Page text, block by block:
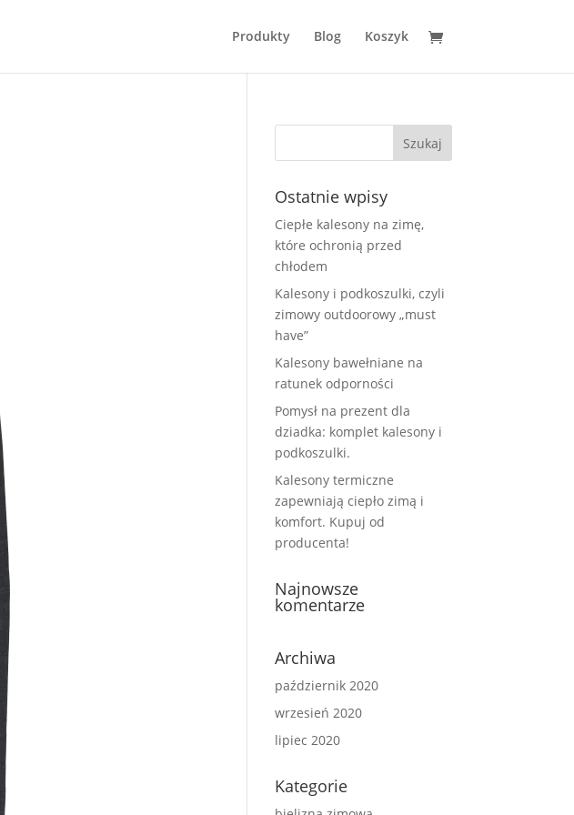
Produkty Blog Koszyk
Ostatnie wpisy
Ciepłe kalesony na zimę,
które ochronią przed
chłodem
Kalesony i podkoszulki, czyli
zimowy outdoorowy „must
have”
Kalesony bawełniane na
ratunek odporności
Pomysł na prezent dla
dziadka: komplet kalesony i
podkoszulki.
Kalesony termiczne
zapewniają ciepło zimą i
komfort. Kupuj od
producenta!
Najnowsze
komentarze
Archiwa
październik 2020
wrzesień 2020
lipiec 2020
Kategorie